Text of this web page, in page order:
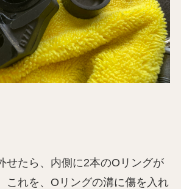
せたら、内側に2本のOリングが
これを、Oリングの溝に傷を入れ